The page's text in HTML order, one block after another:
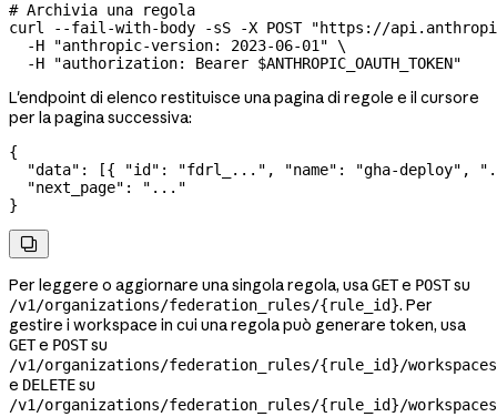
# Archivia una regola
curl --fail-with-body -sS -X POST "https://
  -H
"anthropic-version: 2023-06-01" \
  -H
"authorization: Bearer $ANTHROPIC_OAUTH_TOKEN"
L'endpoint di elenco restituisce una pagina di regole e il cursore
per la pagina successiva:
{
  "data"
: [{ "id" : "fdrl_..." , "name" : "gha-deploy" ,
  "next_page"
:
"..."
}

Per leggere o aggiornare una singola regola, usaGETe POSTsu
/v1/organizations/federation_rules/{rule_id}. Per
gestire i workspace in cui una regola può generare token, usa
GETe POSTsu
/v1/organizations/federation_rules/{rule_id}/workspaces
e DELETEsu
/v1/organizations/federation_rules/{rule_id}/